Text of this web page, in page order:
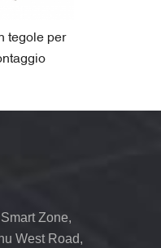
tegole per
Zone,
West Road,